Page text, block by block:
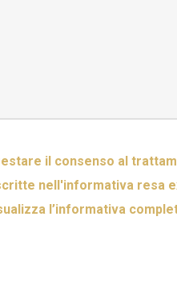
il consenso al
nell'informativa resa
l’informativa